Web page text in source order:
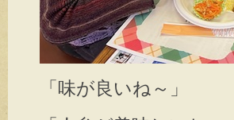
「味が良いね～」